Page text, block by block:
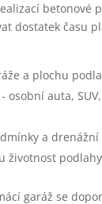
betonové
dostatek času
a plochu
osobní auta,
a drenážní
životnost podlahy
garáž se